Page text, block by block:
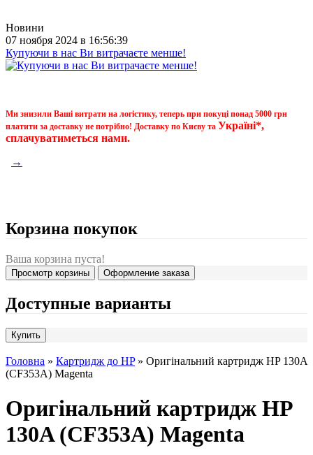
Новини
07 ноября 2024 в 16:56:39
Купуючи в нас Ви витрачаєте менше!
Ми знизили Ваші витрати на логістику, теперь при покуці понад 5000 грн
платити за доставку не потрібно! Доставку по Києву та Україні*,
сплачуватиметься нами.
→
Корзина покупок
Ваша корзина пуста!
Просмотр корзины Оформление заказа
Доступные варианты
Головна » Картридж до HP» Оригінальний картридж HP 130A
(CF353A) Magenta
Оригінальний картридж HP
130A (CF353A) Magenta